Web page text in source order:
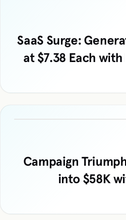
SaaS Surge:
at $7.38 Each
Campaign
into $58K